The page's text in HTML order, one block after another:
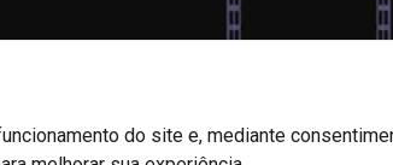
do site e, mediante